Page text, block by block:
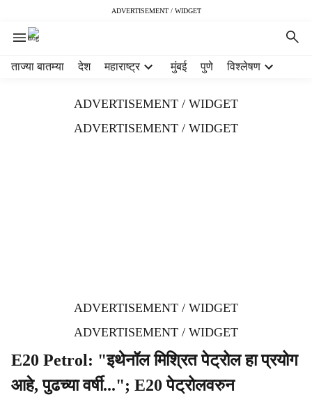
ADVERTISEMENT / WIDGET
ताज्या बातम्या देश महाराष्ट्र मुंबई पुणे विश्लेषण
ADVERTISEMENT / WIDGET
ADVERTISEMENT / WIDGET
ADVERTISEMENT / WIDGET
ADVERTISEMENT / WIDGET
E20 Petrol: "इथेनॉल मिश्रित पेट्रोल हा प्रयोग
आहे, पुढच्या वर्षी..."; E20 पेट्रोलवरुन